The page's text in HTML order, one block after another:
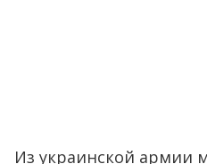
Из украинской армии